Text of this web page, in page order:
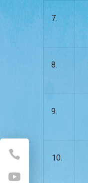
7.
8.
9.
10.